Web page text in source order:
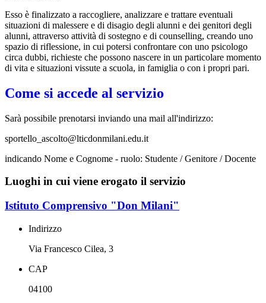
Esso è finalizzato a raccogliere, analizzare e trattare eventuali
situazioni di malessere e di disagio degli alunni e dei genitori degli
alunni, attraverso attività di sostegno e di counselling, creando uno
spazio di riflessione, in cui potersi confrontare con uno psicologo
circa dubbi, richieste che possono nascere in un particolare momento
di vita e situazioni vissute a scuola, in famiglia o con i propri pari.
Come si accede al servizio
Sarà possibile prenotarsi inviando una mail all'indirizzo:
sportello_ascolto@lticdonmilani.edu.it
indicando Nome e Cognome - ruolo: Studente / Genitore / Docente
Luoghi in cui viene erogato il servizio
Istituto Comprensivo "Don Milani"
Indirizzo
Via Francesco Cilea, 3
CAP
04100